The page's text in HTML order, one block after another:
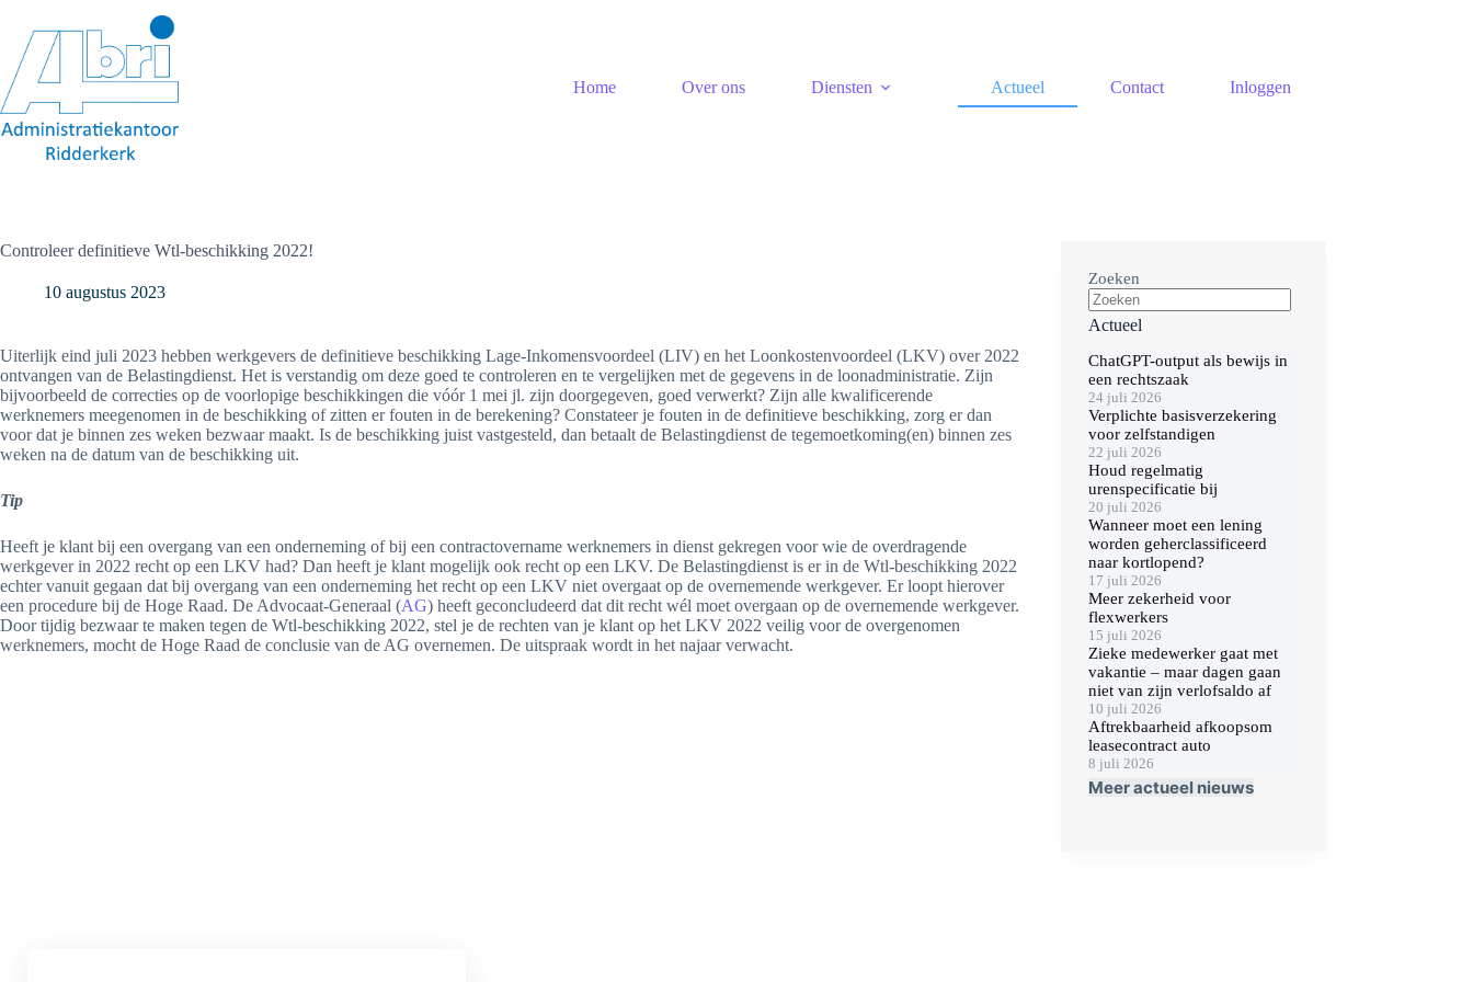
inhoud
Home
Over ons Diensten Actueel Contact Inloggen
Controleer definitieve Wtl-beschikking 2022!
10 augustus 2023
Uiterlijk eind juli 2023 hebben werkgevers de definitieve beschikking Lage-Inkomensvoordeel (LIV) en het Loonkostenvoordeel (LKV) over 2022
ontvangen van de Belastingdienst. Het is verstandig om deze goed te controleren en te vergelijken met de gegevens in de loonadministratie. Zijn
bijvoorbeeld de correcties op de voorlopige beschikkingen die vóór 1 mei jl. zijn doorgegeven, goed verwerkt? Zijn alle kwalificerende
werknemers meegenomen in de beschikking of zitten er fouten in de berekening? Constateer je fouten in de definitieve beschikking, zorg er dan
voor dat je binnen zes weken bezwaar maakt. Is de beschikking juist vastgesteld, dan betaalt de Belastingdienst de tegemoetkoming(en) binnen zes
weken na de datum van de beschikking uit.
Tip
Heeft je klant bij een overgang van een onderneming of bij een contractovername werknemers in dienst gekregen voor wie de overdragende
werkgever in 2022 recht op een LKV had? Dan heeft je klant mogelijk ook recht op een LKV. De Belastingdienst is er in de Wtl-beschikking 2022
echter vanuit gegaan dat bij overgang van een onderneming het recht op een LKV niet overgaat op de overnemende werkgever. Er loopt hierover
een procedure bij de Hoge Raad. De Advocaat-Generaal (AG) heeft geconcludeerd dat dit recht wél moet overgaan op de overnemende werkgever.
Door tijdig bezwaar te maken tegen de Wtl-beschikking 2022, stel je de rechten van je klant op het LKV 2022 veilig voor de overgenomen
werknemers, mocht de Hoge Raad de conclusie van de AG overnemen. De uitspraak wordt in het najaar verwacht.
Zoeken
Actueel
ChatGPT-output als bewijs in
een rechtszaak
24 juli 2026
Verplichte basisverzekering
voor zelfstandigen
22 juli 2026
Houd regelmatig
urenspecificatie bij
20 juli 2026
Wanneer moet een lening
worden geherclassificeerd
naar kortlopend?
17 juli 2026
Meer zekerheid voor
flexwerkers
15 juli 2026
Zieke medewerker gaat met
vakantie – maar dagen gaan
niet van zijn verlofsaldo af
10 juli 2026
Aftrekbaarheid afkoopsom
leasecontract auto
8 juli 2026
Meer actueel nieuws